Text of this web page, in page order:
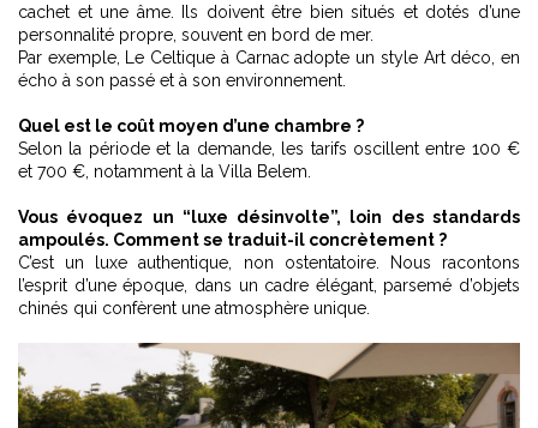
cachet et une âme. Ils doivent être bien situés et dotés d’une
personnalité propre, souvent en bord de mer.
Par exemple,
Le Celtique à Carnac adopte un style Art déco , en
écho à son passé et à son environnement.
Quel est le coût moyen d’une chambre ?
Selon la période et la demande, les tarifs oscillent entre 100 €
et 700 €, notamment à la Villa Belem.
Vous évoquez un “luxe désinvolte”, loin des standards
ampoulés. Comment se traduit-il concrètement ?
C’est un luxe authentique, non ostentatoire. Nous racontons
l’esprit d’une époque, dans un cadre élégant, parsemé d’objets
chinés qui confèrent une atmosphère unique.